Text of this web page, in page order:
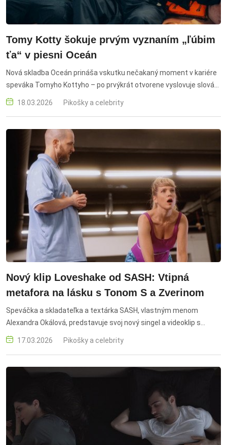
Tomy Kotty šokuje prvým vyznaním „ľúbim
ťa“ v piesni Oceán
Nová skladba Oceán prináša vskutku nečakaný moment v kariére
speváka Tomyho Kottyho – po prvýkrát otvorene vyslovuje slová
„ľúbim ťa“.
18.03.2026 Pikošky a celebrity
Nový klip Loveshake od SASH: Vtipná
metafora na lásku s Tonom S a Zverinom
Speváčka a skladateľka a textárka SASH, vlastným menom
Alexandra Okálová, predstavuje svoj nový singel a videoklip s
názvom Loveshake, v ktorom nič nie je tak, ako to na prvý pohľad
vyzerá. V skladbe hosťuje známy raper Tono S (Tono Suchota) a o
pod hlavičkou vydavateľstva Cloud9 records.
17.03.2026 Pikošky a celebrity